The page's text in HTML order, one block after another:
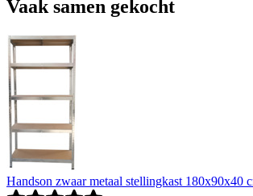
Vaak samen gekocht
Handson zwaar metaal stellingkast 180x90x40